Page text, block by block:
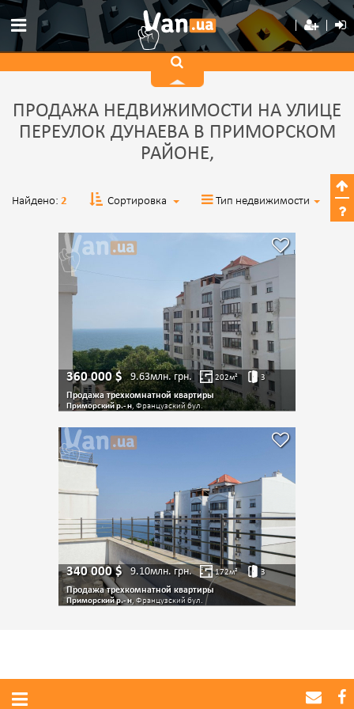
ПРОДАЖА НЕДВИЖИМОСТИ НА УЛИЦЕ
ПЕРЕУЛОК ДУНАЕВА В ПРИМОРСКОМ
РАЙОНЕ,
Найдено: 2 Сортировка Тип недвижимости
360 000$ 9.63млн.грн. 202м² 3
Продажа трехкомнатной квартиры
Приморский р.- н, Французский бул.
340 000$ 9.10млн. грн. 172м² 3
Продажа трехкомнатной квартиры
Приморский р.- н, Французский бул.